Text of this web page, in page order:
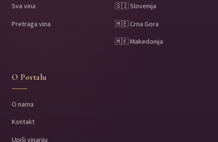
Sva vina
Pretraga vina
🇸🇮 Slovenija
🇲🇪 Crna Gora
🇲🇰 Makedonija
O Portalu
O nama
Kontakt
Upiši vinariju